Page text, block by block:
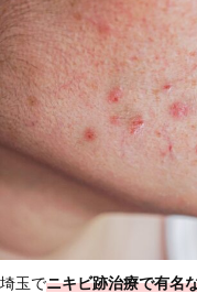
埼玉でニキビ跡治療で有名